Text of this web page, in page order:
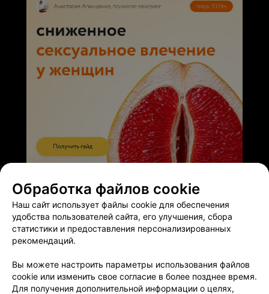
Добавить специалиста
Обработка файлов cookie
Наш сайт использует файлы cookie для обеспечения
удобства пользователей сайта, его улучшения, сбора
статистики и предоставления персонализированных
рекомендаций.
Вы можете настроить параметры использования файлов
cookie или изменить свое согласие в более позднее время.
Для получения дополнительной информации о целях,